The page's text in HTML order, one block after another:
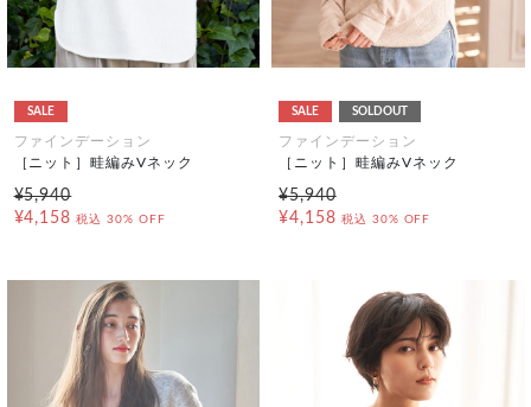
SALE
ファインデーション
［ニット］畦編みVネック
¥5,940
¥4,158 税込 30% OFF
SALE SOLDOUT
ファインデーション
［ニット］畦編みVネック
¥5,940
¥4,158 税込 30% OFF